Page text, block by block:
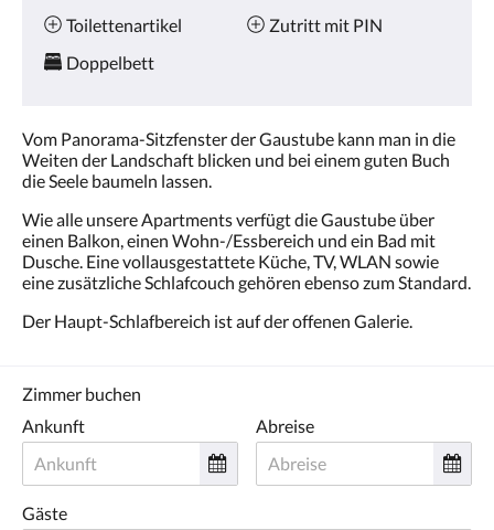
Toilettenartikel
Zutritt mit PIN
Doppelbett
Vom Panorama-Sitzfenster der Gaustube kann man in die
Weiten der Landschaft blicken und bei einem guten Buch
die Seele baumeln lassen.
Wie alle unsere Apartments verfügt die Gaustube über
einen Balkon, einen Wohn-/Essbereich und ein Bad mit
Dusche. Eine vollausgestattete Küche, TV, WLAN sowie
eine zusätzliche Schlafcouch gehören ebenso zum Standard.
Der Haupt-Schlafbereich ist auf der offenen Galerie.
Zimmer buchen
Ankunft
Abreise
Gäste